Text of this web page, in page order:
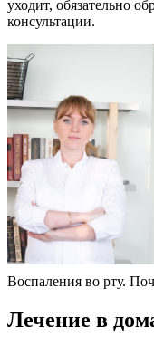
уходит, обязательно
консультации.
Воспаления во рту.
Лечение в